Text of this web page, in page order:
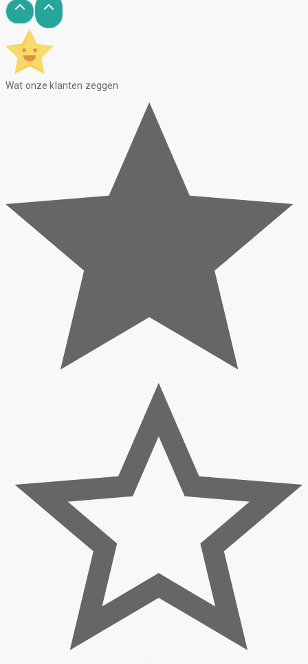
Wat onze klanten zeggen